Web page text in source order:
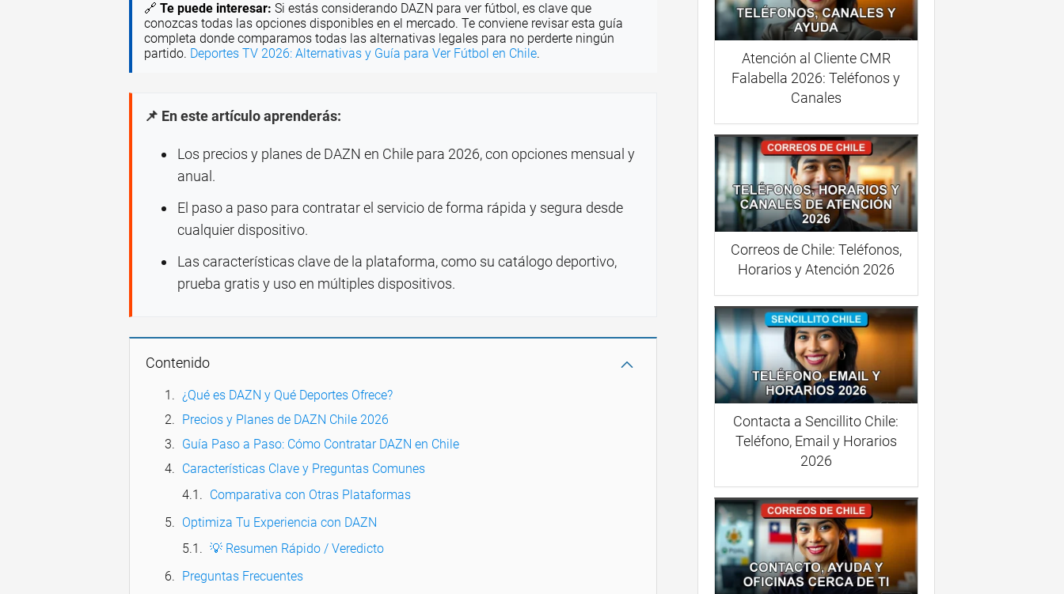
🔗 Te puede interesar: Si estás considerando DAZN para ver fútbol, es clave que
conozcas todas las opciones disponibles en el mercado. Te conviene revisar esta guía
completa donde comparamos todas las alternativas legales para no perderte ningún
partido. Deportes TV 2026: Alternativas y Guía para Ver Fútbol en Chile.
📌 En este artículo aprenderás:
Los precios y planes de DAZN en Chile para 2026, con opciones mensual y
anual.
El paso a paso para contratar el servicio de forma rápida y segura desde
cualquier dispositivo.
Las características clave de la plataforma, como su catálogo deportivo,
prueba gratis y uso en múltiples dispositivos.
Contenido
¿Qué es DAZN y Qué Deportes Ofrece?
Precios y Planes de DAZN Chile 2026
Guía Paso a Paso: Cómo Contratar DAZN en Chile
Características Clave y Preguntas Comunes
Comparativa con Otras Plataformas
Optimiza Tu Experiencia con DAZN
💡 Resumen Rápido / Veredicto
Preguntas Frecuentes
Atención al Cliente CMR
Falabella 2026: Teléfonos y
Canales
Correos de Chile: Teléfonos,
Horarios y Atención 2026
Contacta a Sencillito Chile:
Teléfono, Email y Horarios
2026